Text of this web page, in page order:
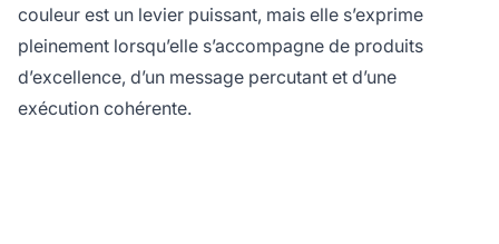
couleur est un levier puissant, mais elle s’exprime
pleinement lorsqu’elle s’accompagne de produits
d’excellence, d’un message percutant et d’une
exécution cohérente.